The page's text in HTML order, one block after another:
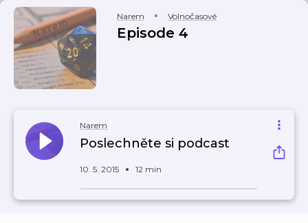
Narem Volnočasové
Episode 4
Narem
Poslechněte si podcast
10. 5. 2015 12 min